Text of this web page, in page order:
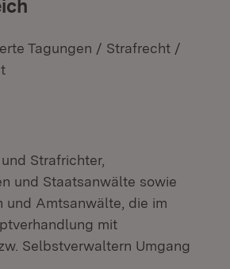
Tagungen / Strafrecht /
Strafrichter,
und Staatsanwälte sowie
und Amtsanwälte, die im
mit
Selbstverwaltern Umgang